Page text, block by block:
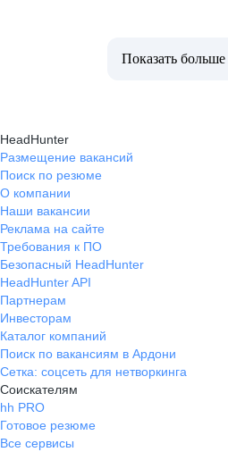
Показать
HeadHunter
Размещение вакансий
Поиск по резюме
О компании
Наши вакансии
Реклама на сайте
Требования к ПО
Безопасный HeadHunter
HeadHunter API
Партнерам
Инвесторам
Каталог компаний
Поиск по вакансиям в Ардони
Сетка: соцсеть для нетворкинга
Соискателям
hh PRO
Готовое резюме
Все сервисы